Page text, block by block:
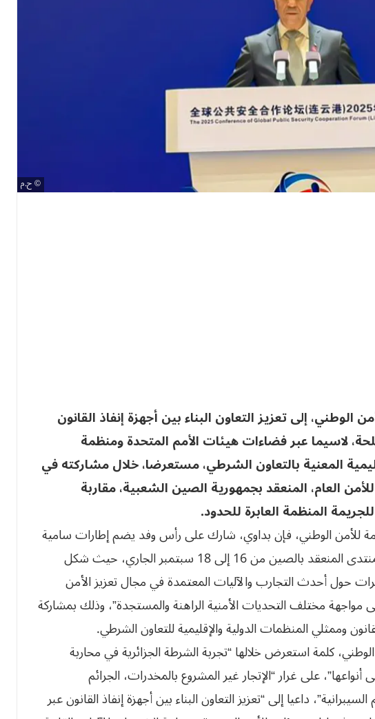
ح.م
الوطني، إلى تعزيز التعاون البناء بين أجهزة إنفاذ القانون
لاسيما عبر فضاءات هيئات الأمم المتحدة ومنظمة
المعنية بالتعاون الشرطي، مستعرضا، خلال مشاركته في
العام، المنعقد بجمهورية الصين الشعبية، مقاربة
المنظمة العابرة للحدود.
للأمن الوطني، فإن بداوي، شارك على رأس وفد يضم إطارات سامية
من الأمن الوطني في أشغال هذا المنتدى المنعقد بالصين من 16 إلى 18 سبتمبر الجاري، حيث شكل
حول أحدث التجارب والآليات المعتمدة في مجال تعزيز الأمن
مواجهة مختلف التحديات الأمنية الراهنة والمستجدة”، وذلك بمشاركة
وممثلي المنظمات الدولية والإقليمية للتعاون الشرطي.
الوطني، كلمة استعرض خلالها “تجربة الشرطة الجزائرية في محاربة
على غرار “الإتجار غير المشروع بالمخدرات، الجرائم
داعيا إلى “تعزيز التعاون البناء بين أجهزة إنفاذ القانون عبر